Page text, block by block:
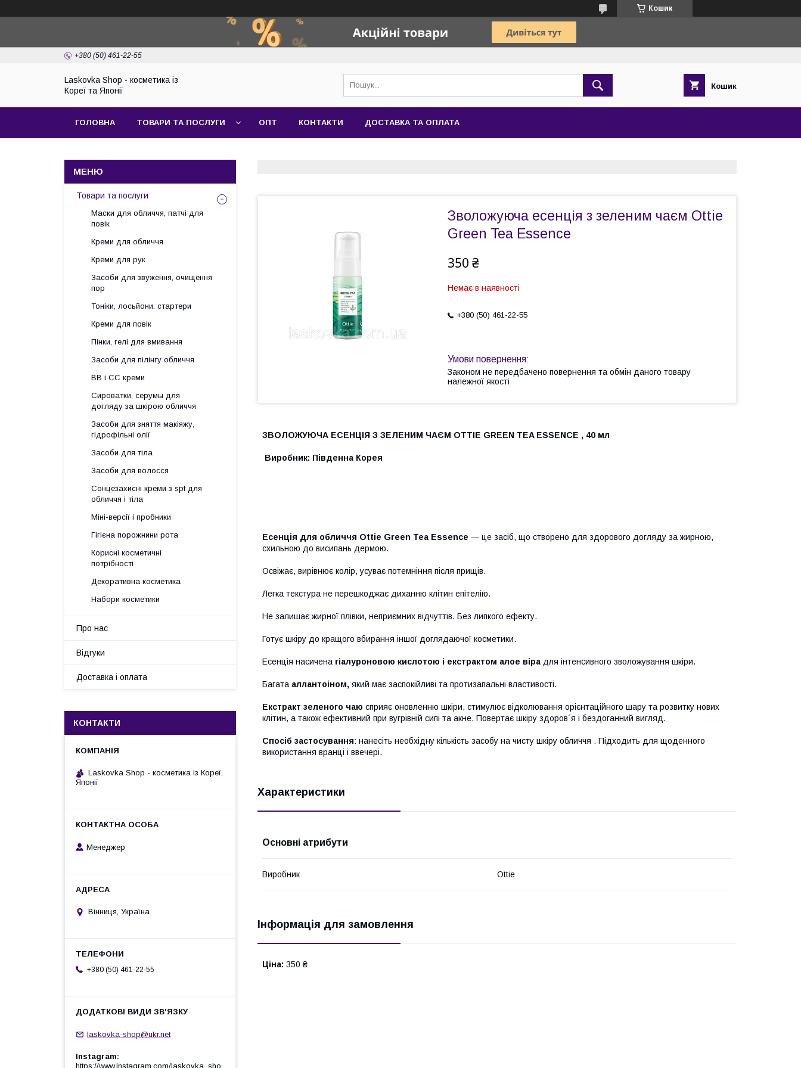
Кошик
+380 (50) 461-22-55
Laskovka Shop - косметика із
Кореї та Японії
Кошик
ГОЛОВНА ТОВАРИ ТА ПОСЛУГИ ОПТ КОНТАКТИ ДОСТАВКА ТА ОПЛАТА
Зволожуюча есенція з зеленим чаєм Ottie
Green Tea Essence
350 ₴
Немає в наявності
+380 (50) 461-22-55
Законом не передбачено повернення та обмін даного товару
належної якості
ЗВОЛОЖУЮЧА ЕСЕНЦІЯ З ЗЕЛЕНИМ ЧАЄМ OTTIE GREEN TEA ESSENCE , 40 мл
Виробник: Південна Корея
Есенція для обличчя Ottie Green Tea Essence — це засіб, що створено для здорового догляду за жирною,
схильною до висипань дермою.
Освіжає, вирівнює колір, усуває потемніння після прищів.
Легка текстура не перешкоджає диханню клітин епітелію.
Не залишає жирної плівки, неприємних відчуттів. Без липкого ефекту.
Готує шкіру до кращого вбирання іншої доглядаючої косметики.
Есенція насичена гіалуроновою кислотою і екстрактом алое віра для інтенсивного зволожування шкіри.
Багата аллантоіном, який має заспокійливі та протизапальні властивості.
Екстракт зеленого чаю сприяє оновленню шкіри, стимулює відколювання орієнтаційного шару та розвитку нових
клітин, а також ефективний при вугрівній сипі та акне. Повертає шкіру здоров´я і бездоганний вигляд.
Спосіб застосування: нанесіть необхідну кількість засобу на чисту шкіру обличчя . Підходить для щоденного
використання вранці і ввечері.
Характеристики
Основні атрибути
Виробник Ottie
Інформація для замовлення
Ціна: 350 ₴
Товари та послуги
Маски для обличчя, патчі для
повік
Креми для обличчя
Креми для рук
Засоби для звуження, очищення
пор
Тоніки, лосьйони. стартери
Креми для повік
Пінки, гелі для вмивання
Засоби для пілінгу обличчя
BB і СС креми
Сироватки, серумы для
догляду за шкірою обличчя
Засоби для зняття макіяжу,
гідрофільні олії
Засоби для тіла
Засоби для волосся
Сонцезахисні креми з spf для
обличчя і тіла
Міні-версії і пробники
Гігієна порожнини рота
Корисні косметичні
потрібності
Декоративна косметика
Набори косметики
Про нас
Відгуки
Доставка і оплата
КОНТАКТИ
Laskovka Shop - косметика із Кореї,
Японії
Менеджер
Вінниця, Україна
+380 (50) 461-22-55
laskovka-shop@ukr.net
Instagram
https://www.instagram.com/laskovka_sho